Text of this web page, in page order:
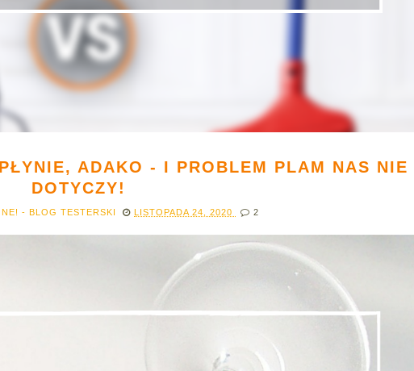
ADAKO - I PROBLEM PLAM NAS NIE
DOTYCZY!
- BLOG TESTERSKI LISTOPADA 24, 2020 2